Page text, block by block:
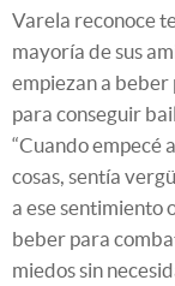
Varela reconoce
mayoría de sus
empiezan a beber
para conseguir
“Cuando empecé
cosas, sentía
a ese sentimiento
beber para
miedos sin